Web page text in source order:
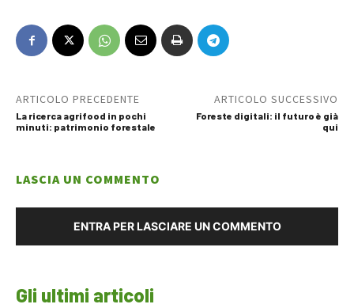
ARTICOLO PRECEDENTE
La ricerca agrifood in pochi
minuti: patrimonio forestale
ARTICOLO SUCCESSIVO
Foreste digitali: il futuro è già
qui
LASCIA UN COMMENTO
ENTRA PER LASCIARE UN COMMENTO
Gli ultimi articoli